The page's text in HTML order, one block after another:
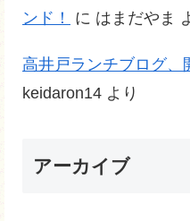
ンド！
に はまだやま
高井戸ランチブログ、
keidaron14 より
アーカイブ